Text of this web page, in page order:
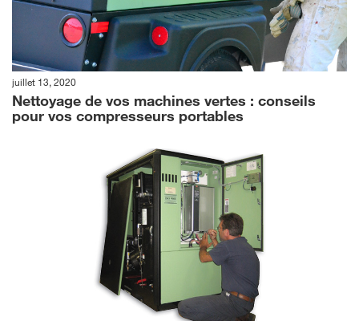
juillet 13, 2020
Nettoyage de vos machines vertes : conseils
pour vos compresseurs portables